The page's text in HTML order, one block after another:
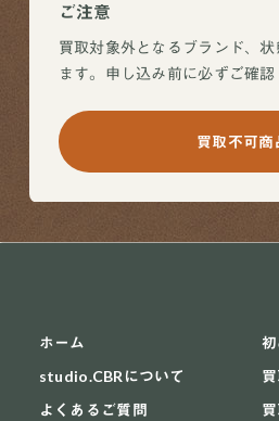
ご注意
買取対象外となるブランド、
ます。申し込み前に必ずご確認
買取不可商
ホーム
studio.CBRについて
よくあるご質問